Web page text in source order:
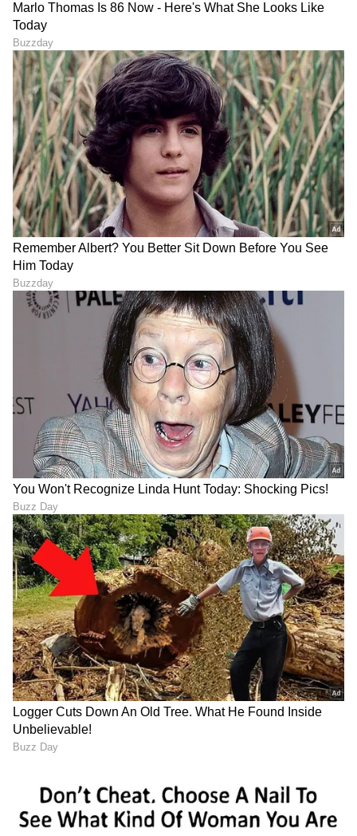
ಬೆಂಗಳೂರಲ್ಲಿ ಇತ್ತು 40 ಎಕರೆ
ಬಂಜರು ಭೂಮಿ.. ಜೈ ಶಾ, VVS
ಜೋಡೆತ್ತುಗಳಾಗಿ 'ಕ್ರಿಕೆಟ್
ಅರಮನೆ' ಕಟ್ಟಿದ ರೋಚಕ ಸ್ಟೋರಿ
ಬೆಂಗಳೂರಿನ ತಾಜ್
ಹೋಟೆಲ್‌ನಲ್ಲಿ ಕ್ರೂರ ಕೃತ್ಯ..
ಇಬ್ಬರು ಮದ್ದಾದ ಮಕ್ಕಳ ಜೀವ
ತೆಗೆದ ಅಪ್ಪ
ಬೆಂಗಳೂರಲ್ಲಿ ಜಿಟಿಜಿಟಿ ಮಳೆ: ಈ
ವೆದರ್‌ನಲ್ಲಿ ಮಜಾ ಮಾಡಲು 5
ಸೂಪರ್ ಐಡಿಯಾಗಳು!
ಪ್ರಯಾಣಿಕರಿಗೆ ಗುಡ್‌ನ್ಯೂಸ್‌!
ಬೆಂಗಳೂರು-ಮುಂಬೈ ವಂದೇ
ಭಾರತ್ ಸ್ಲೀಪರ್ ರೈಲು
ಶೀಘ್ರದಲ್ಲೇ: 16 ಗಂಟೆಯಲ್ಲಿ
ಪಯಣ
LATEST VIDEOS
"ರಾಜಕೀಯ ಬೇಡ, ಸಿನಿಮಾನೇ ಪ್ರಾಣ":
ಕನಕೋತ್ಸವದಲ್ಲಿ ರಿಷಬ್ ಶೆಟ್ಟಿ | Rishab
Shetty speech | Suvarna News
ಶೇ.50 ರಿಂದ ಶೇ.18 ಕ್ಕೆ TAX ಇಳಿಕೆ: ಮೋದಿ-
ಟ್ರಂಪ್ ಐತಿಹಾಸಿಕ ಒಪ್ಪಂದ | India US
Trade Deal | Party Rounds